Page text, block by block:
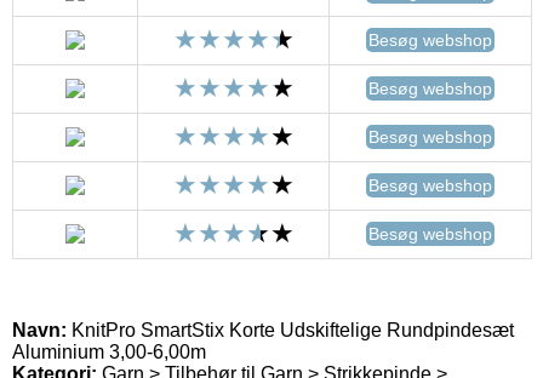
Besøg webshop
Besøg webshop
Besøg webshop
Besøg webshop
Besøg webshop
Navn: KnitPro SmartStix Korte Udskiftelige Rundpindesæt
Aluminium 3,00-6,00m
Kategori: Garn > Tilbehør til Garn > Strikkepinde >